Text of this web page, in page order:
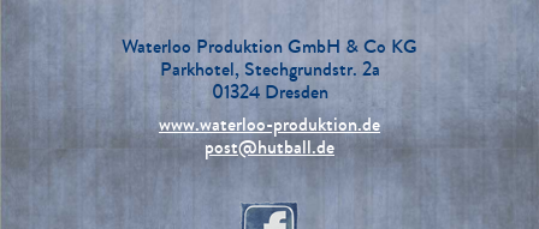
Waterloo Produktion GmbH & Co KG
Parkhotel, Stechgrundstr. 2a
01324 Dresden
www.waterloo-produktion.de
post@hutball.de